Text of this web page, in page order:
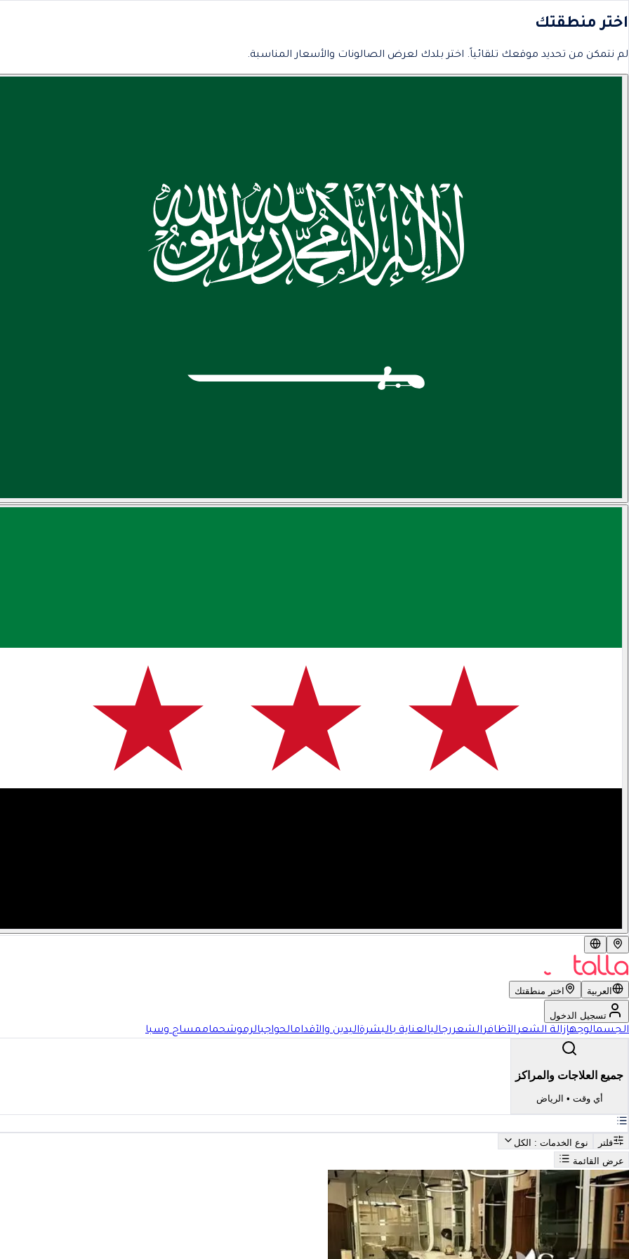
اختر منطقتك
لم نتمكن من تحديد موقعك تلقائياً. اختر بلدك لعرض الصالونات والأسعار المناسبة.
العربية اختر منطقتك
تسجيل الدخول
الجسمالوجهإزالة الشعرالأظافرالشعررجاليالعناية بالبشرةاليدين والأقدامالحواجبالرموشحماممساج وسبا
جميع العلاجات والمراكز
أي وقت • الرياض
فلتر نوع الخدمات : الكل
عرض القائمة
بحث
أفضل الرموش في الرياض